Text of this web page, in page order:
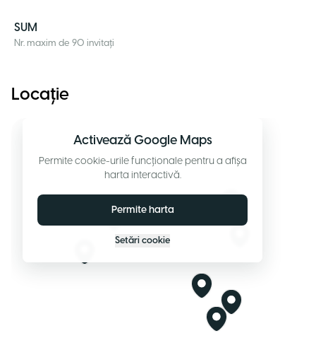
SUM
Nr. maxim de 90 invitați
Locație
Activează Google Maps
Permite cookie-urile funcționale pentru a afișa
harta interactivă.
Permite harta
Setări cookie